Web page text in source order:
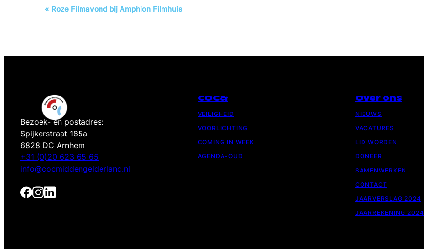
Evenement
« Roze Filmavond bij Amphion Filmhuis
Bezoek- en postadres:
Spijkerstraat 185a
6828 DC Arnhem
+31 (0)20 623 65 65
info@cocmiddengelderland.nl
COC&
VEILIGHEID
VOORLICHTING
COMING IN WEEK
AGENDA-OUD
Over ons
NIEUWS
VACATURES
LID WORDEN
DONEER
SAMENWERKEN
CONTACT
JAARVERSLAG 2024
JAARREKENING 2024